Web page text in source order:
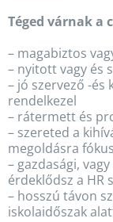
Téged várnak a
– magabiztos
– nyitott vagy és
– jó szervező -és
rendelkezel
– rátermett és
– szereted a
megoldásra
– gazdasági,
érdeklődsz a HR
– hosszú távon
iskolaidőszak